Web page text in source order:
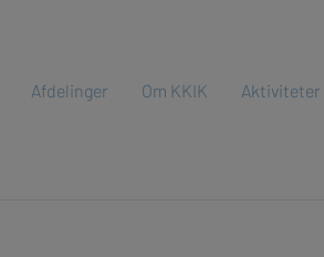
Afdelinger Om KKIK Aktiviteter